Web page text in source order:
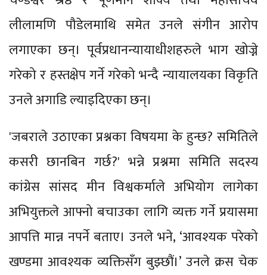
लीलामणि पौडेलमाथि समेत उनले संगीन आरोप
लगाएका छन्। पूर्वप्रधानन्यायाधीशहरुले भाग खोज्ने
गरेको र हस्तक्षेप गर्ने गरेको भन्दै न्यायालयका विकृति
उनले अगाडि ल्याइदिएका छन्।
'जबराले उठाएका प्रश्नका विषयमा के हुन्छ? समितिले
कसरी छानबिन गर्छ?' भन्ने प्रश्नमा समिति सदस्य
कांग्रेस सांसद मीन विश्वकर्माले अभियोग लागेका
अभियुक्तले आफ्नो बचाउका लागि व्यक्त गर्ने प्रयासमा
आपत्ति मान्न नपर्ने बताए। उनले भने, ‘आवश्यक परेको
खण्डमा आवश्यक व्यक्तिसँग बुझ्छौं।’ उनले क्रस चेक